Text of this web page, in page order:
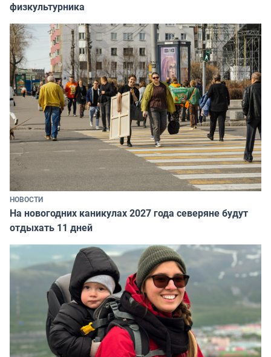
физкультурника
НОВОСТИ
На новогодних каникулах 2027 года северяне будут
отдыхать 11 дней